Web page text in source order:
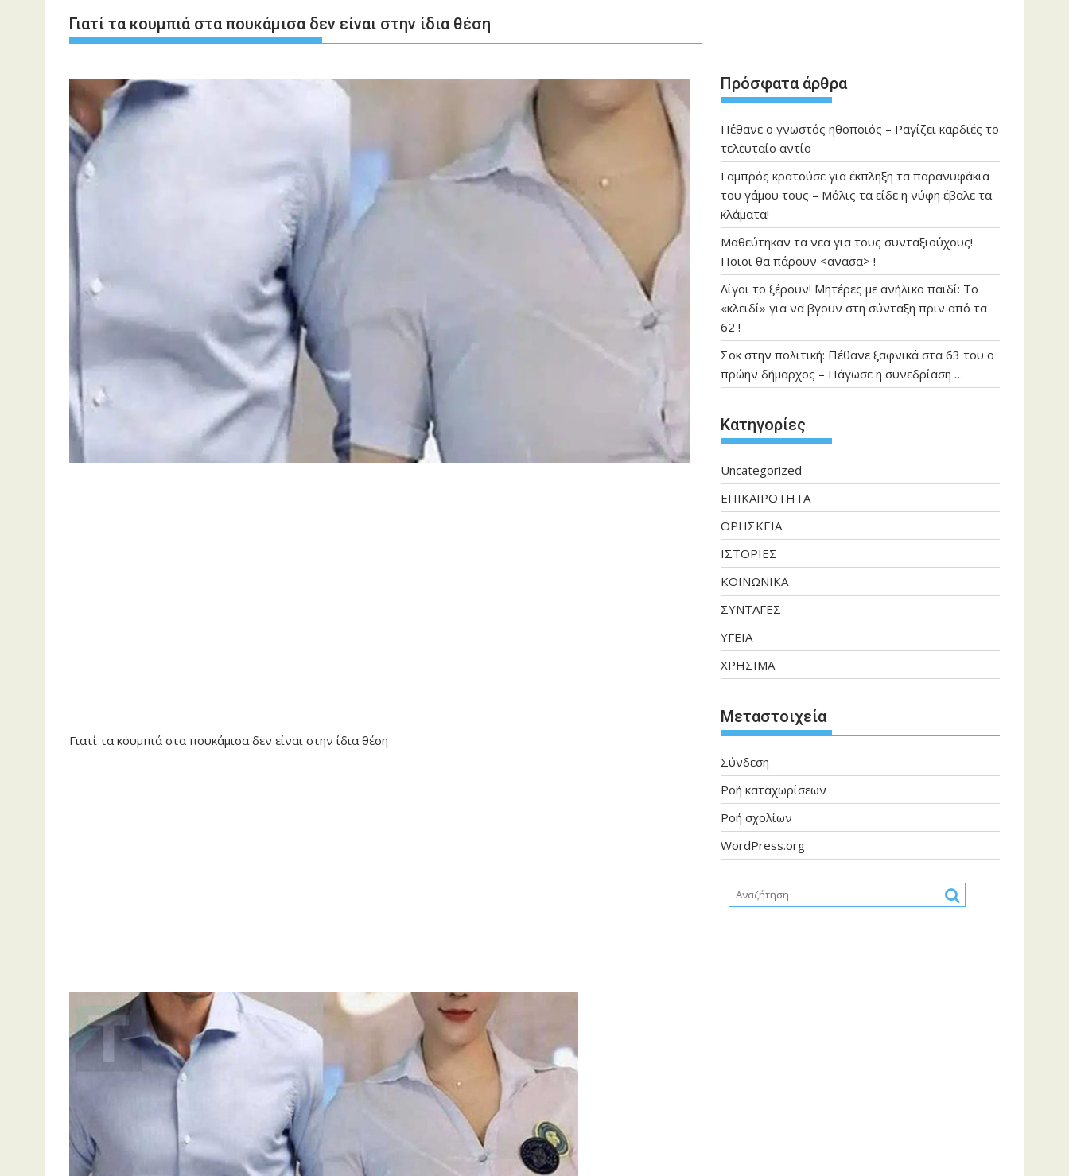
Γιατί τα κουμπιά στα πουκάμισα δεν είναι στην ίδια θέση
Γιατί τα κουμπιά στα πουκάμισα δεν είναι στην ίδια θέση
Πρόσφατα άρθρα
Πέθανε ο γνωστός ηθοποιός – Ραγίζει καρδιές το
τελευταίο αντίο
Γαμπρός κρατούσε για έκπληξη τα παρανυφάκια
του γάμου τους – Μόλις τα είδε η νύφη έβαλε τα
κλάματα!
Μαθεύτηκαν τα νεα για τους συνταξιούχους!
Ποιοι θα πάρουν <ανασα> !
Λίγοι το ξέρουν! Μητέρες με ανήλικο παιδί: Το
«κλειδί» για να βγουν στη σύνταξη πριν από τα
62 !
Σοκ στην πολιτική: Πέθανε ξαφνικά στα 63 του ο
πρώην δήμαρχος – Πάγωσε η συνεδρίαση …
Kατηγορίες
Uncategorized
ΕΠΙΚΑΙΡΟΤΗΤΑ
ΘΡΗΣΚΕΙΑ
ΙΣΤΟΡΙΕΣ
ΚΟΙΝΩΝΙΚΑ
ΣΥΝΤΑΓΕΣ
ΥΓΕΙΑ
ΧΡΗΣΙΜΑ
Μεταστοιχεία
Σύνδεση
Ροή καταχωρίσεων
Ροή σχολίων
WordPress.org